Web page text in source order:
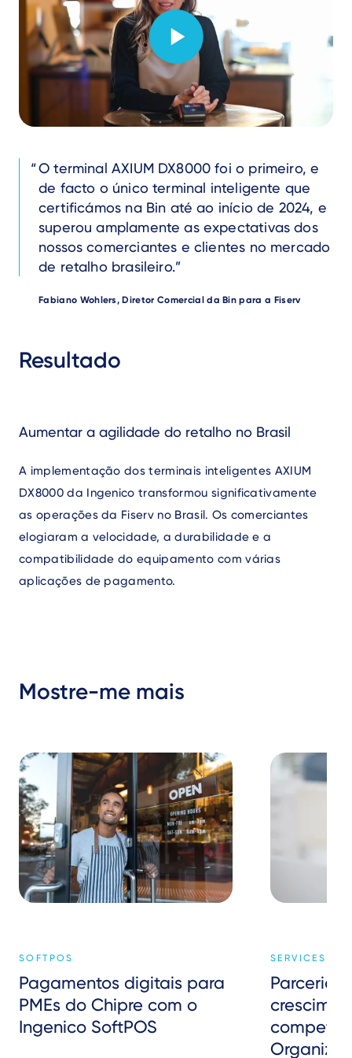
Text
O terminal AXIUM DX8000 foi o primeiro, e
de facto o único terminal inteligente que
certificámos na Bin até ao início de 2024, e
superou amplamente as expectativas dos
nossos comerciantes e clientes no mercado
de retalho brasileiro.
Author
Fabiano Wohlers, Diretor Comercial da Bin para a Fiserv
Resultado
Aumentar a agilidade do retalho no Brasil
A implementação dos terminais inteligentes AXIUM
DX8000 da Ingenico transformou significativamente
as operações da Fiserv no Brasil. Os comerciantes
elogiaram a velocidade, a durabilidade e a
compatibilidade do equipamento com várias
aplicações de pagamento.
Mostre-me mais
SOFTPOS
Pagamentos digitais para
PMEs do Chipre com o
Ingenico SoftPOS
SERVICES
Parceria